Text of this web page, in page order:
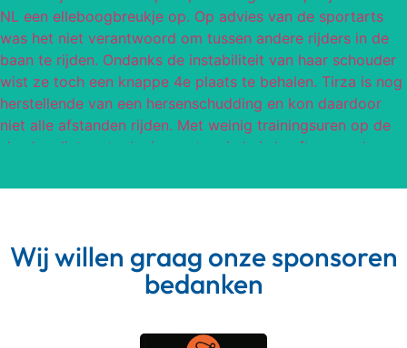
Wij willen graag onze sponsoren
bedanken